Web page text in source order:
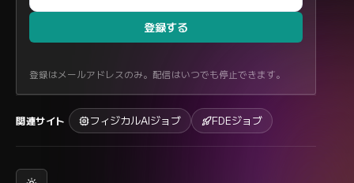
登録する
登録はメールアドレスのみ。配信はいつでも停止できます。
関連サイト フィジカルAIジョブ FDEジョブ